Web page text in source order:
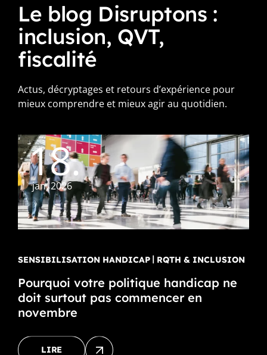
Le blog Disruptons :
inclusion, QVT,
fiscalité
Actus, décryptages et retours d’expérience pour
mieux comprendre et mieux agir au quotidien.
18.
jan, 2026
SENSIBILISATION HANDICAP RQTH & INCLUSION
Pourquoi votre politique handicap ne
doit surtout pas commencer en
novembre
LIRE